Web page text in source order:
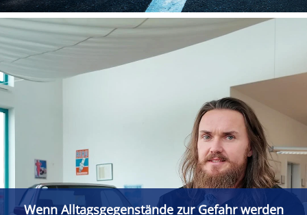
Wenn Alltagsgegenstände zur Gefahr werden